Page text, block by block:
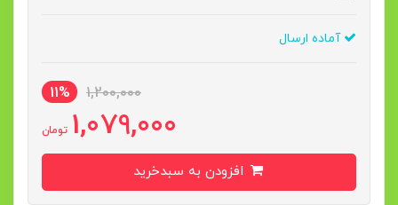
آماده ارسال
1,200,000
11%
1,079,000 تومان